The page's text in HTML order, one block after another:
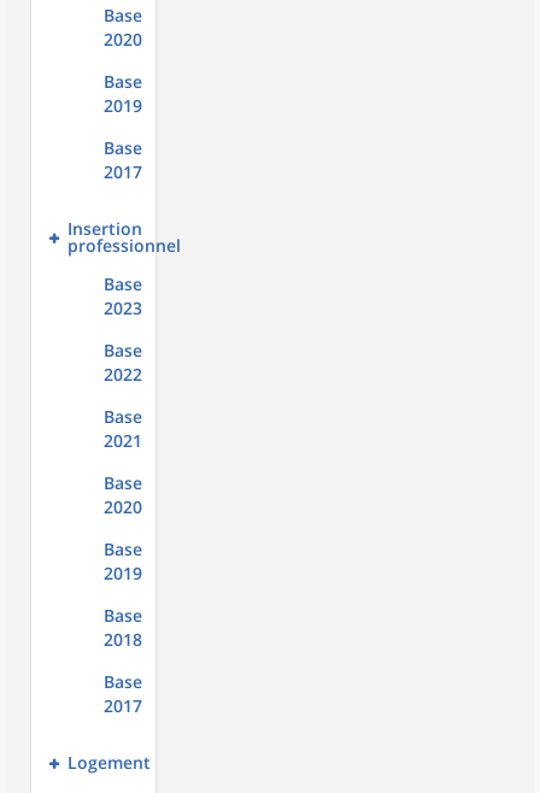
Base
2020
Base
2019
Base
2017
Insertion
professionnelle
Base
2023
Base
2022
Base
2021
Base
2020
Base
2019
Base
2018
Base
2017
Logement